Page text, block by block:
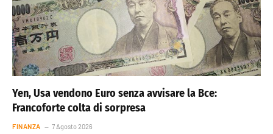
Yen, Usa vendono Euro senza avvisare la Bce:
Francoforte colta di sorpresa
FINANZA 7 Agosto 2026